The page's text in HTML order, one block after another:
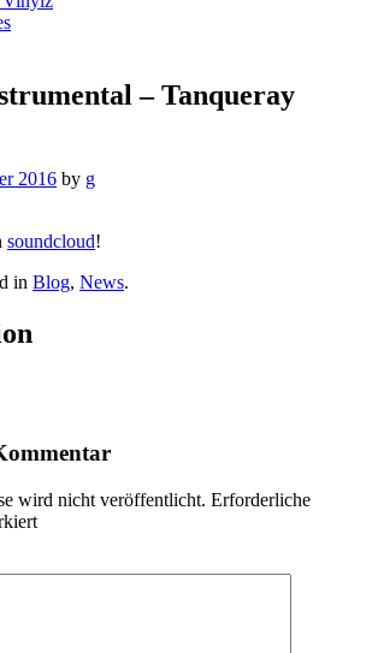
– Tanqueray
2016 by g
soundcloud!
in Blog, News.
wird nicht veröffentlicht. Erforderliche